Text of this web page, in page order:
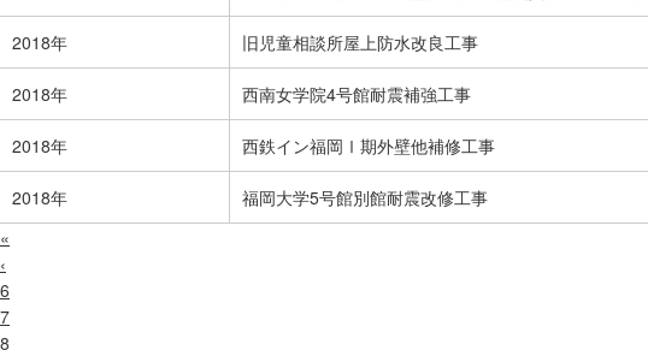
2018年 旧児童相談所屋上防水改良工事
2018年 西南女学院4号館耐震補強工事
2018年 西鉄イン福岡Ⅰ期外壁他補修工事
2018年 福岡大学5号館別館耐震改修工事
«
‹
6
7
8